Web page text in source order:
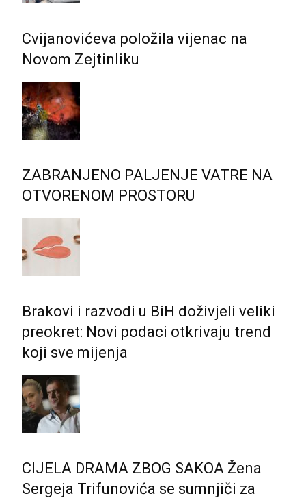
Cvijanovićeva položila vijenac na
Novom Zejtinliku
ZABRANJENO PALJENJE VATRE NA
OTVORENOM PROSTORU
Brakovi i razvodi u BiH doživjeli veliki
preokret: Novi podaci otkrivaju trend
koji sve mijenja
CIJELA DRAMA ZBOG SAKOA Žena
Sergeja Trifunovića se sumnjiči za